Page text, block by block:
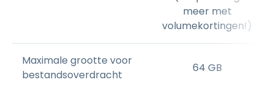
meer met
volumekortingen!)
Maximale grootte voor
bestandsoverdracht
64 GB